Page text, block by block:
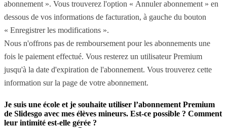
abonnement ». Vous trouverez l'option « Annuler abonnement » en
dessous de vos informations de facturation, à gauche du bouton
« Enregistrer les modifications ».
Nous n'offrons pas de remboursement pour les abonnements une
fois le paiement effectué. Vous resterez un utilisateur Premium
jusqu'à la date d'expiration de l'abonnement. Vous trouverez cette
information sur la page de votre abonnement.
Je suis une école et je souhaite utiliser l’abonnement Premium
de Slidesgo avec mes élèves mineurs. Est-ce possible ? Comment
leur intimité est-elle gérée ?